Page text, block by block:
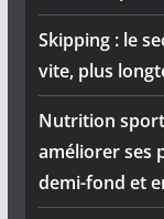
Skipping : le
vite, plus
Nutrition
améliorer ses
demi-fond et